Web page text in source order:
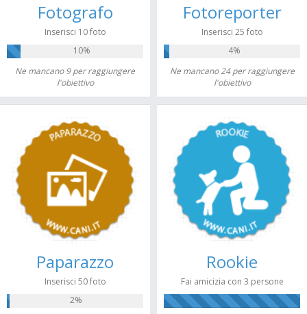
Fotografo
Inserisci 10 foto
10%
Ne mancano 9 per raggiungere
l'obiettivo
Fotoreporter
Inserisci 25 foto
4%
Ne mancano 24 per raggiungere
l'obiettivo
Paparazzo
Inserisci 50 foto
2%
Rookie
Fai amicizia con 3 persone